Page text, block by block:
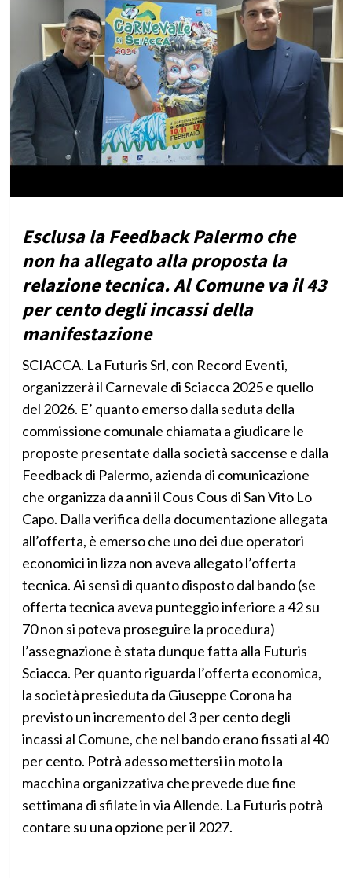
Esclusa la Feedback Palermo che
non ha allegato alla proposta la
relazione tecnica. Al Comune va il 43
per cento degli incassi della
manifestazione
SCIACCA. La Futuris Srl, con Record Eventi,
organizzerà il Carnevale di Sciacca 2025 e quello
del 2026. E’ quanto emerso dalla seduta della
commissione comunale chiamata a giudicare le
proposte presentate dalla società saccense e dalla
Feedback di Palermo, azienda di comunicazione
che organizza da anni il Cous Cous di San Vito Lo
Capo. Dalla verifica della documentazione allegata
all’offerta, è emerso che uno dei due operatori
economici in lizza non aveva allegato l’offerta
tecnica. Ai sensi di quanto disposto dal bando (se
offerta tecnica aveva punteggio inferiore a 42 su
70 non si poteva proseguire la procedura)
l’assegnazione è stata dunque fatta alla Futuris
Sciacca. Per quanto riguarda l’offerta economica,
la società presieduta da Giuseppe Corona ha
previsto un incremento del 3 per cento degli
incassi al Comune, che nel bando erano fissati al 40
per cento. Potrà adesso mettersi in moto la
macchina organizzativa che prevede due fine
settimana di sfilate in via Allende. La Futuris potrà
contare su una opzione per il 2027.